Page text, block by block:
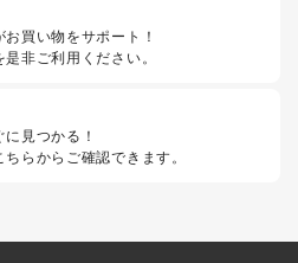
買い物をサポート！
非ご利用ください。
見つかる！
らからご確認できます。